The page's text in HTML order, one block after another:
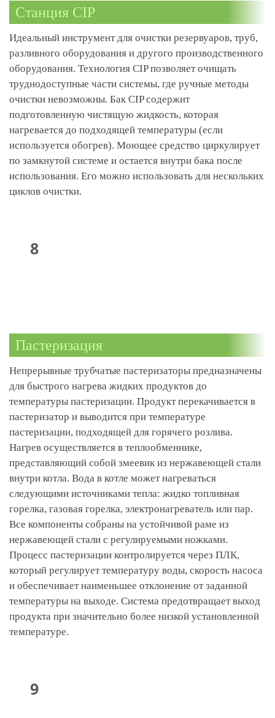
Станция CIP
Идеальный инструмент для очистки резервуаров, труб,
разливного оборудования и другого производственного
оборудования. Технология CIP позволяет очищать
труднодоступные части системы, где ручные методы
очистки невозможны. Бак CIP содержит
подготовленную чистящую жидкость, которая
нагревается до подходящей температуры (если
используется обогрев). Моющее средство циркулирует
по замкнутой системе и остается внутри бака после
использования. Его можно использовать для нескольких
циклов очистки.
Пастеризация
Непрерывные трубчатые пастеризаторы предназначены
для быстрого нагрева жидких продуктов до
температуры пастеризации. Продукт перекачивается в
пастеризатор и выводится при температуре
пастеризации, подходящей для горячего розлива.
Нагрев осуществляется в теплообменнике,
представляющий собой змеевик из нержавеющей стали
внутри котла. Вода в котле может нагреваться
следующими источниками тепла: жидко топливная
горелка, газовая горелка, электронагреватель или пар.
Все компоненты собраны на устойчивой раме из
нержавеющей стали с регулируемыми ножками.
Процесс пастеризации контролируется через ПЛК,
который регулирует температуру воды, скорость насоса
и обеспечивает наименьшее отклонение от заданной
температуры на выходе. Система предотвращает выход
продукта при значительно более низкой установленной
температуре.